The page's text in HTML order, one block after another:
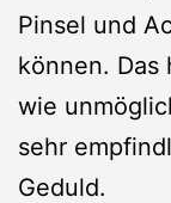
Pinsel und
können. Das
wie
sehr
Geduld.